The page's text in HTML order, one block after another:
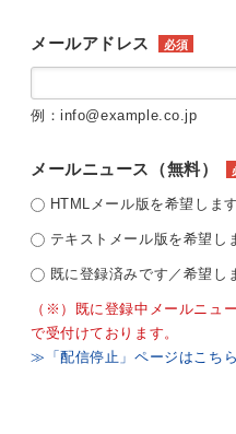
メールアドレス 必須
例：info@example.co.jp
メールニュース（無料）
HTMLメール版を希望します
テキストメール版を希望し
既に登録済みです／希望し
（※）既に登録中メールニュ
で受付けております。
≫「配信停止」ページはこちら